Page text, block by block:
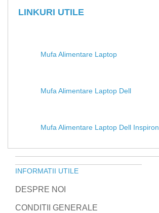
LINKURI UTILE
Mufa Alimentare Laptop
Mufa Alimentare Laptop Dell
Mufa Alimentare Laptop Dell Inspiron
INFORMATII UTILE
DESPRE NOI
CONDITII GENERALE